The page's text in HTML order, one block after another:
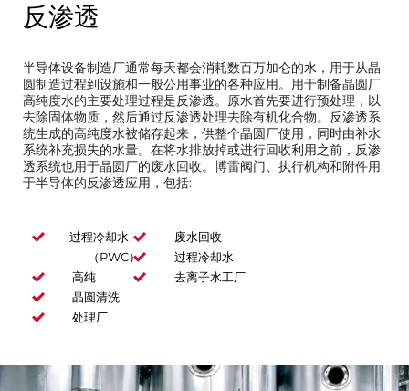
反渗透
半导体设备制造厂通常每天都会消耗数百万加仑的水，用于从晶
圆制造过程到设施和一般公用事业的各种应用。用于制备晶圆厂
高纯度水的主要处理过程是反渗透。原水首先要进行预处理，以
去除固体物质，然后通过反渗透处理去除有机化合物。反渗透系
统生成的高纯度水被储存起来，供整个晶圆厂使用，同时由补水
系统补充损失的水量。在将水排放掉或进行回收利用之前，反渗
透系统也用于晶圆厂的废水回收。博雷阀门、执行机构和附件用
于半导体的反渗透应用，包括:
过程冷却水
（PWC）
高纯
晶圆清洗
处理厂
废水回收
过程冷却水
去离子水工厂